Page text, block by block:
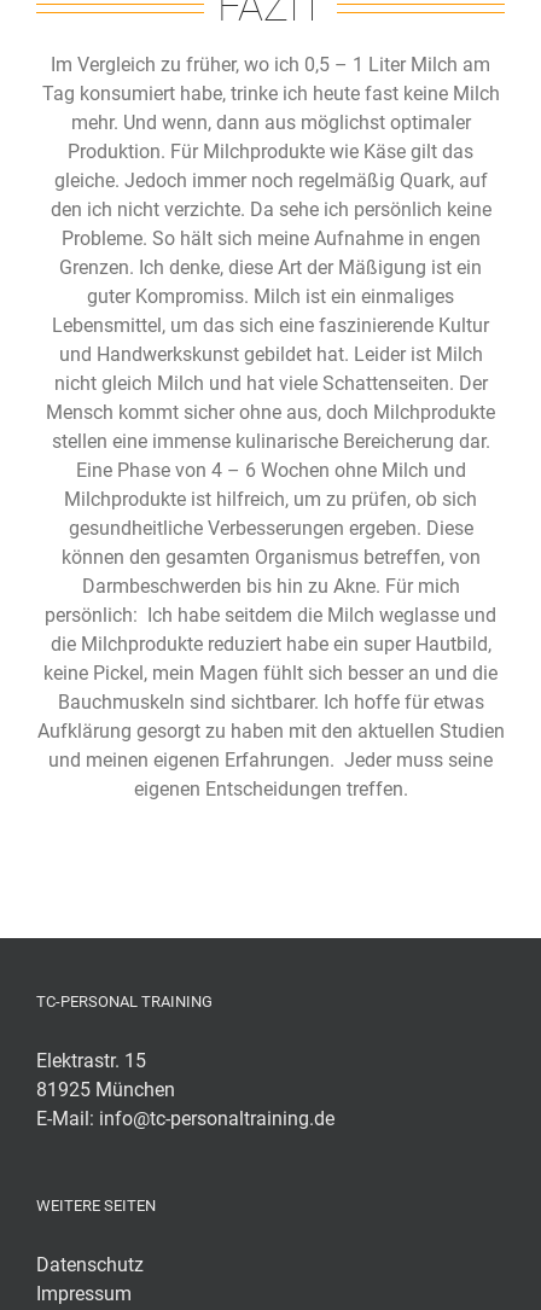
Im Vergleich zu früher, wo ich 0,5 – 1 Liter Milch am
Tag konsumiert habe, trinke ich heute fast keine Milch
mehr. Und wenn, dann aus möglichst optimaler
Produktion. Für Milchprodukte wie Käse gilt das
gleiche. Jedoch immer noch regelmäßig Quark, auf
den ich nicht verzichte. Da sehe ich persönlich keine
Probleme. So hält sich meine Aufnahme in engen
Grenzen. Ich denke, diese Art der Mäßigung ist ein
guter Kompromiss. Milch ist ein einmaliges
Lebensmittel, um das sich eine faszinierende Kultur
und Handwerkskunst gebildet hat. Leider ist Milch
nicht gleich Milch und hat viele Schattenseiten. Der
Mensch kommt sicher ohne aus, doch Milchprodukte
stellen eine immense kulinarische Bereicherung dar.
Eine Phase von 4 – 6 Wochen ohne Milch und
Milchprodukte ist hilfreich, um zu prüfen, ob sich
gesundheitliche Verbesserungen ergeben. Diese
können den gesamten Organismus betreffen, von
Darmbeschwerden bis hin zu Akne. Für mich
persönlich: Ich habe seitdem die Milch weglasse und
die Milchprodukte reduziert habe ein super Hautbild,
keine Pickel, mein Magen fühlt sich besser an und die
Bauchmuskeln sind sichtbarer. Ich hoffe für etwas
Aufklärung gesorgt zu haben mit den aktuellen Studien
und meinen eigenen Erfahrungen. Jeder muss seine
eigenen Entscheidungen treffen.
TC-PERSONAL TRAINING
Elektrastr. 15
81925 München
E-Mail: info@tc-personaltraining.de
WEITERE SEITEN
Datenschutz
Impressum